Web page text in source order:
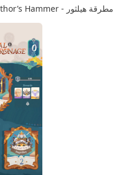
مطرقة هيلثور - Helthor’s Hammer